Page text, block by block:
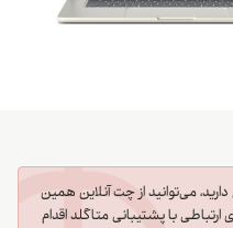
می‌توانید از چت آنلاین همین
با پشتیبانی متاگلد اقدام